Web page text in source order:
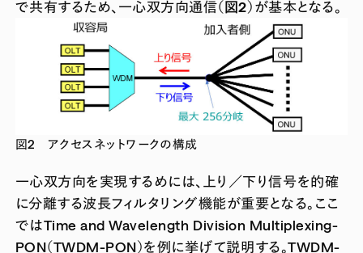
で共有するため、一心双方向通信（図2） が基本となる。
図2 アクセスネットワークの構成
一心双方向を実現するめには、上り／下り信号を的確
に分離する波長フィルタリング機能が重要となる。ここ
ではTime and Wavelength Division Multiplexing-
PON（TWDM-PON）を例に挙げて説明する。TWDM-